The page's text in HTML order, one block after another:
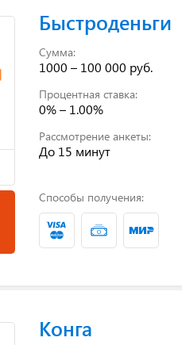
Быстроденьги
Сумма:
1000 – 100 000 руб.
Процентная ставка:
0% – 1.00%
Рассмотрение анкеты:
До 15 минут
Способы получения:
Конга